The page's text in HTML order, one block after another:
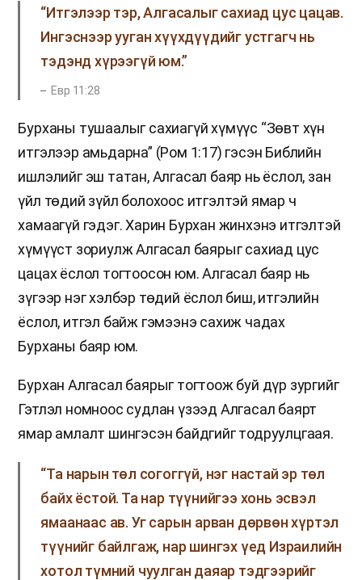
“Итгэлээр тэр, Алгасалыг сахиад цус цацав.
Ингэснээр ууган хүүхдүүдийг устгагч нь
тэдэнд хүрээгүй юм.”
Евр 11:28
Бурханы тушаалыг сахиагүй хүмүүс “Зөвт хүн
итгэлээр амьдарна” (Ром 1:17) гэсэн Библийн
ишлэлийг эш татан, Алгасал баяр нь ёслол, зан
үйл төдий зүйл болохоос итгэлтэй ямар ч
хамаагүй гэдэг. Харин Бурхан жинхэнэ итгэлтэй
хүмүүст зориулж Алгасал баярыг сахиад цус
цацах ёслол тогтоосон юм. Алгасал баяр нь
зүгээр нэг хэлбэр төдий ёслол биш, итгэлийн
ёслол, итгэл байж гэмээнэ сахиж чадах
Бурханы баяр юм.
Бурхан Алгасал баярыг тогтоож буй дүр зургийг
Гэтлэл номноос судлан үзээд Алгасал баярт
ямар амлалт шингэсэн байдгийг тодруулцгаая.
“Та нарын төл согоггүй, нэг настай эр төл
байх ёстой. Та нар түүнийгээ хонь эсвэл
ямаанаас ав. Уг сарын арван дөрвөн хүртэл
түүнийг байлгаж, нар шингэх үед Израилийн
хотол түмний чуулган даяар тэдгээрийг